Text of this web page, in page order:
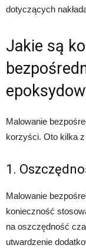
dotyczących
Jakie są
Malowanie
korzyści. Oto kilka z
1.
Malowanie
konieczność
na oszczędność
utwardzenie